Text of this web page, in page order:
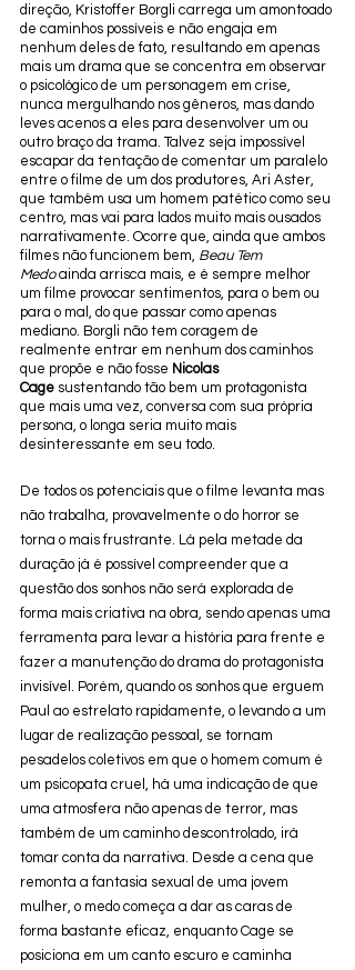
direção, Kristoffer Borgli carrega um amontoado
de caminhos possíveis e não engaja em
nenhum deles de fato, resultando em apenas
mais um drama que se concentra em observar
o psicológico de um personagem em crise,
nunca mergulhando nos gêneros, mas dando
leves acenos a eles para desenvolver um ou
outro braço da trama. Talvez seja impossível
escapar da tentação de comentar um paralelo
entre o filme de um dos produtores, Ari Aster,
que também usa um homem patético como seu
centro, mas vai para lados muito mais ousados
narrativamente. Ocorre que, ainda que ambos
filmes não funcionem bem, Beau Tem
Medo ainda arrisca mais, e é sempre melhor
um filme provocar sentimentos, para o bem ou
para o mal, do que passar como apenas
mediano. Borgli não tem coragem de
realmente entrar em nenhum dos caminhos
que propõe e não fosse Nicolas
Cage sustentando tão bem um protagonista
que mais uma vez, conversa com sua própria
persona, o longa seria muito mais
desinteressante em seu todo.
De todos os potenciais que o filme levanta mas
não trabalha, provavelmente o do horror se
torna o mais frustrante. Lá pela metade da
duração já é possível compreender que a
questão dos sonhos não será explorada de
forma mais criativa na obra, sendo apenas uma
ferramenta para levar a história para frente e
fazer a manutenção do drama do protagonista
invisível. Porém, quando os sonhos que erguem
Paul ao estrelato rapidamente, o levando a um
lugar de realização pessoal, se tornam
pesadelos coletivos em que o homem comum é
um psicopata cruel, há uma indicação de que
uma atmosfera não apenas de terror, mas
também de um caminho descontrolado, irá
tomar conta da narrativa. Desde a cena que
remonta a fantasia sexual de uma jovem
mulher, o medo começa a dar as caras de
forma bastante eficaz, enquanto Cage se
posiciona em um canto escuro e caminha